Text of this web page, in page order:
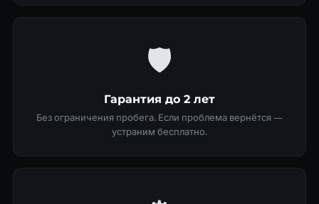
🛡
Гарантия до 2 лет
Без ограничения пробега. Если проблема вернётся —
устраним бесплатно.